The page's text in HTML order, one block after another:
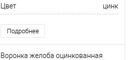
Цвет цинк
Подробнее
Воронка желоба оцинкованная